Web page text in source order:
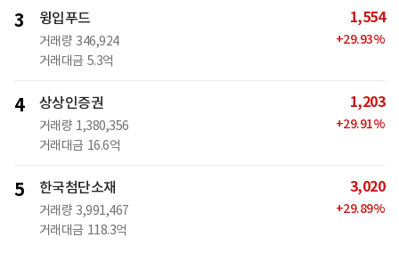
3 윙입푸드
거래량 346,924
거래대금 5.3억
1,554
+29.93%
4 상상인증권
거래량 1,380,356
거래대금 16.6억
1,203
+29.91%
5 한국첨단소재
거래량 3,991,467
거래대금 118.3억
3,020
+29.89%